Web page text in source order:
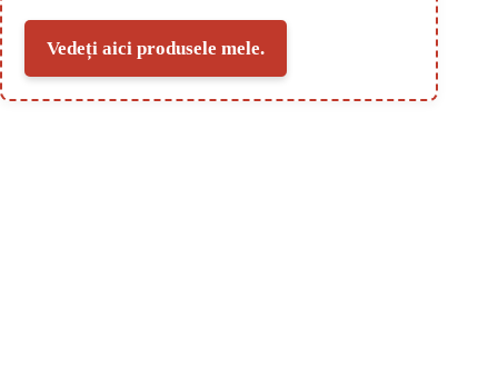
Vedeți aici produsele mele.